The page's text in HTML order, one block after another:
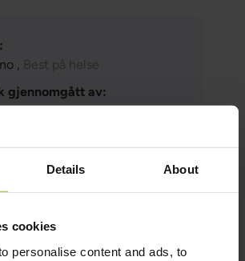
Details About
cookies
personalise content and ads, to
, Best på helse
gjennomgått av:
Funksjonell Medisinsk